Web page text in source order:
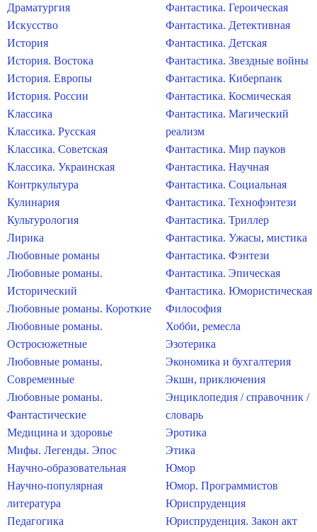
Драматургия
Искусство
История
История. Востока
История. Европы
История. России
Классика
Классика. Русская
Классика. Советская
Классика. Украинская
Контркультура
Кулинария
Культурология
Лирика
Любовные романы
Любовные романы.
Исторический
Любовные романы. Короткие
Любовные романы.
Остросюжетные
Любовные романы.
Современные
Любовные романы.
Фантастические
Медицина и здоровье
Мифы. Легенды. Эпос
Научно-образовательная
Научно-популярная
литература
Педагогика
Фантастика. Героическая
Фантастика. Детективная
Фантастика. Детская
Фантастика. Звездные войны
Фантастика. Киберпанк
Фантастика. Космическая
Фантастика. Магический
реализм
Фантастика. Мир пауков
Фантастика. Научная
Фантастика. Социальная
Фантастика. Технофэнтези
Фантастика. Триллер
Фантастика. Ужасы, мистика
Фантастика. Фэнтези
Фантастика. Эпическая
Фантастика. Юмористическая
Философия
Хобби, ремесла
Эзотерика
Экономика и бухгалтерия
Экшн, приключения
Энциклопедия / справочник /
словарь
Эротика
Этика
Юмор
Юмор. Программистов
Юриспруденция
Юриспруденция. Закон акт